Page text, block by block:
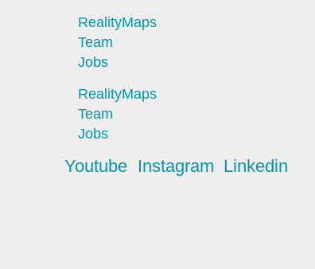
RealityMaps
Team
Jobs
RealityMaps
Team
Jobs
Youtube Instagram Linkedin